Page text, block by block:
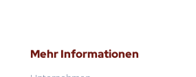
Mehr Informationen